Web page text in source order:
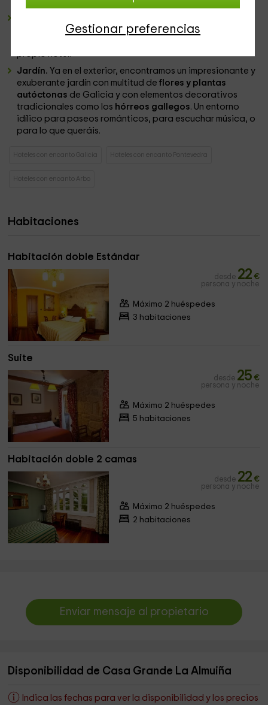
Gestionar preferencias
podía faltar una bodega. No os vayáis sin probar los
propio hotel.
Jardín. Ya en el exterior, encontramos un impresionante y
exuberante jardín con multitud de flores y plantas
autóctonas de Galicia y con elementos decorativos
tradicionales como los hórreos gallegos. Un entorno
idílico para paseos románticos, para escuchar música, o
para lo que queráis.
Hoteles con encanto Galicia Hoteles con encanto Pontevedra
Hoteles con encanto Arbo
Habitaciones
Habitación doble Estándar
desde 22 €
persona y noche
Máximo 2 huéspedes
3 habitaciones
Suite
desde 25 €
persona y noche
Máximo 2 huéspedes
5 habitaciones
Habitación doble 2 camas
desde 22 €
persona y noche
Máximo 2 huéspedes
2 habitaciones
Enviar mensaje al propietario
Disponibilidad de Casa Grande La Almuiña
Indica las fechas para ver la disponibilidad y los precios